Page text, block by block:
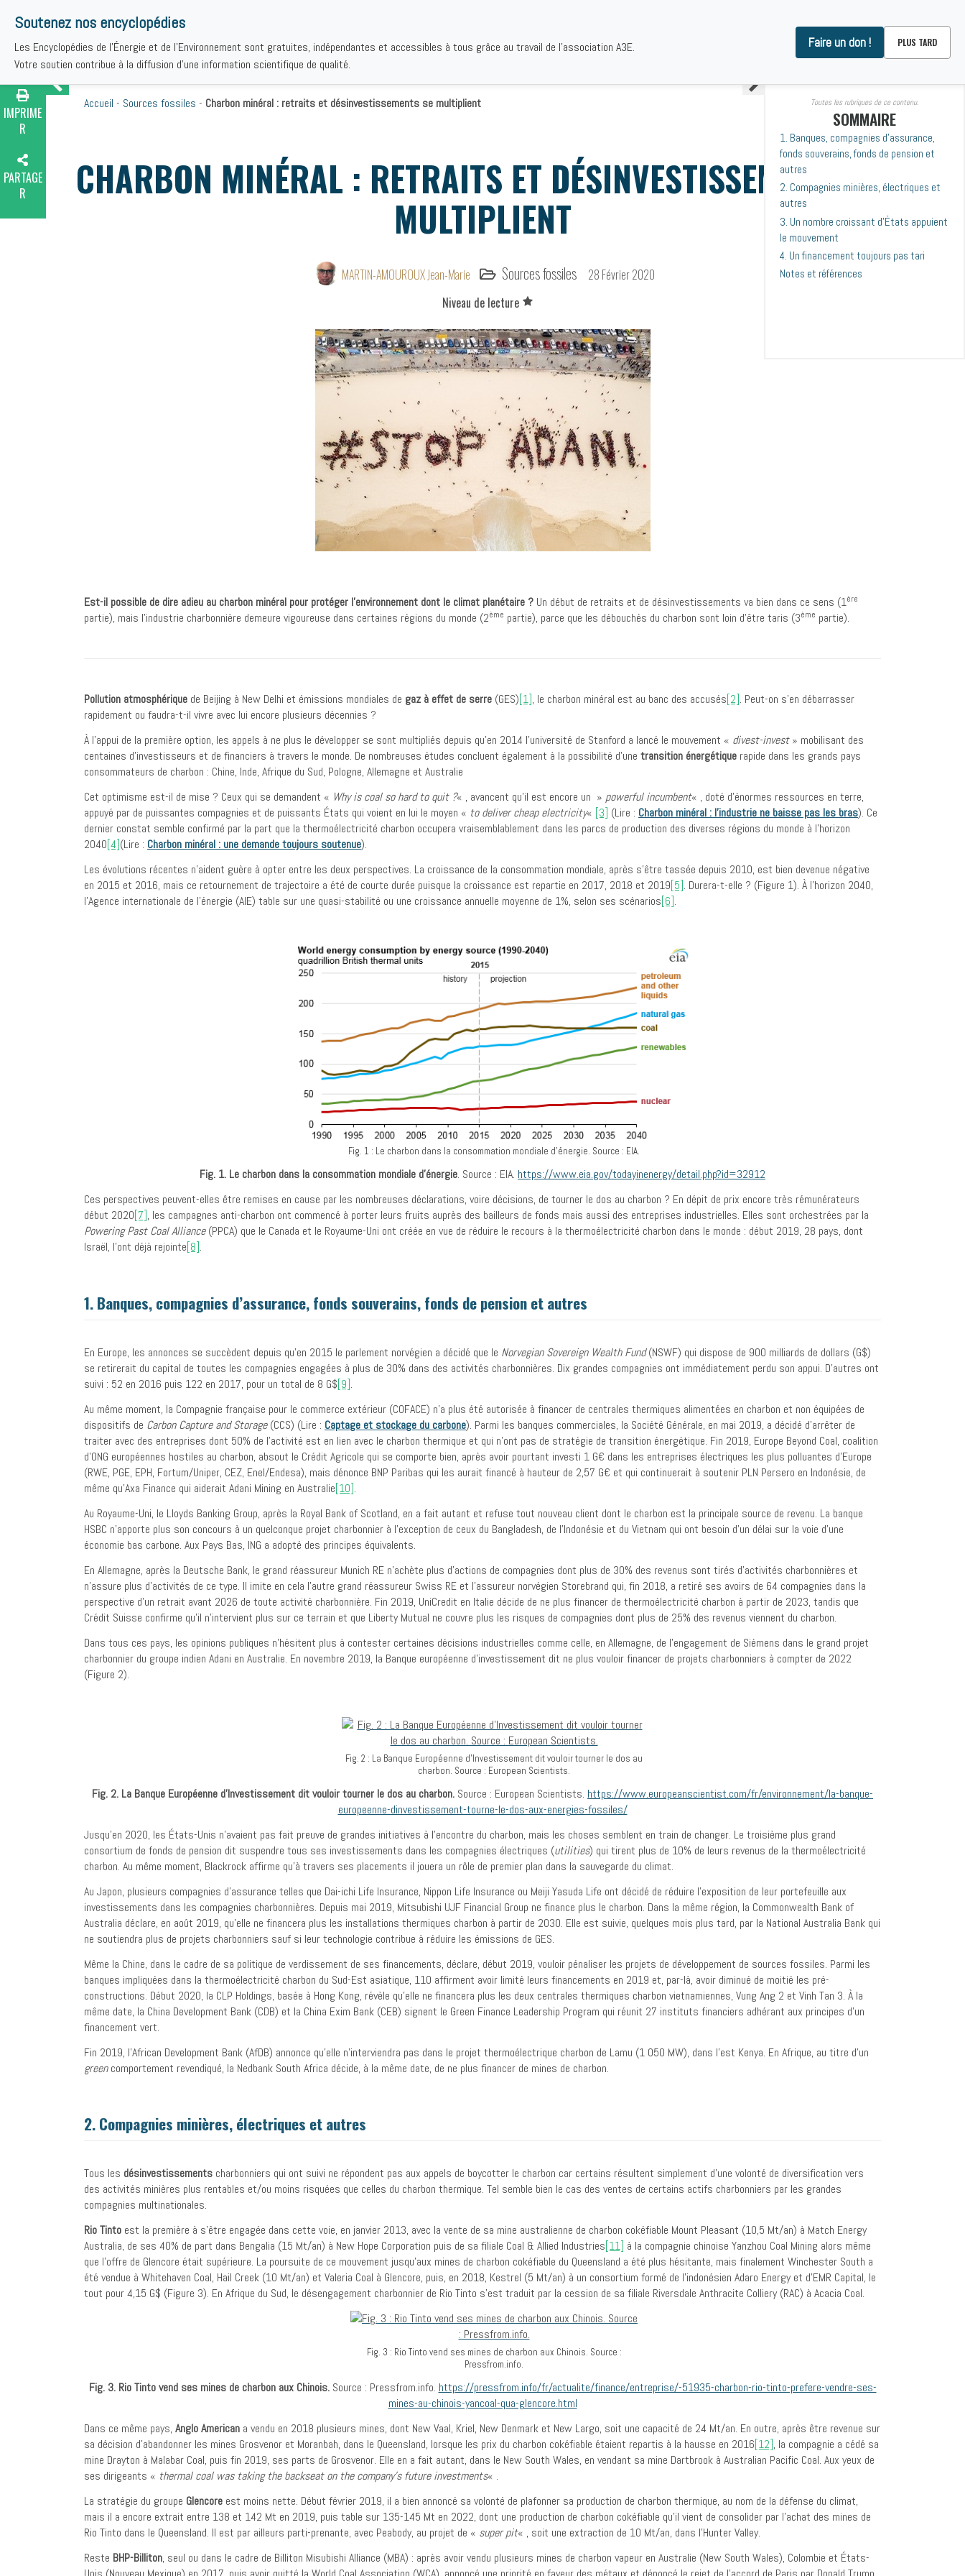
THÉMATIQUES AUTEURS INSTITUTIONS BIBLIOGRAPHIES QUI SOMMES-NOUS ?
Accueil - Sources fossiles - Charbon minéral : retraits et désinvestissements se multiplient
CHARBON MINÉRAL : RETRAITS ET DÉSINVESTISSEMENTS SE
MULTIPLIENT
MARTIN-AMOUROUX Jean-Marie Sources fossiles
28 Février 2020
Niveau de lecture
Est-il possible de dire adieu au charbon minéral pour protéger l’environnement dont le climat planétaire ? Un début de retraits et de désinvestissements va bien dans ce sens (1ère
partie), mais l’industrie charbonnière demeure vigoureuse dans certaines régions du monde (2ème partie), parce que les débouchés du charbon sont loin d’être taris (3ème partie).
Pollution atmosphérique de Beijing à New Delhi et émissions mondiales de gaz à effet de serre (GES)[1], le charbon minéral est au banc des accusés[2]. Peut-on s’en débarrasser
rapidement ou faudra-t-il vivre avec lui encore plusieurs décennies ?
À l’appui de la première option, les appels à ne plus le développer se sont multipliés depuis qu’en 2014 l’université de Stanford a lancé le mouvement « divest-invest» mobilisant des
centaines d’investisseurs et de financiers à travers le monde. De nombreuses études concluent également à la possibilité d’une transition énergétique rapide dans les grands pays
consommateurs de charbon : Chine, Inde, Afrique du Sud, Pologne, Allemagne et Australie
Cet optimisme est-il de mise ? Ceux qui se demandent « Why is coal so hard to quit ?« , avancent qu’il est encore un » powerful incumbent« , doté d’énormes ressources en terre,
appuyé par de puissantes compagnies et de puissants États qui voient en lui le moyen « to deliver cheap electricity« [3] (Lire : Charbon minéral : l’industrie ne baisse pas les bras). Ce
dernier constat semble confirmé par la part que la thermoélectricité charbon occupera vraisemblablement dans les parcs de production des diverses régions du monde à l’horizon
2040[4](Lire : Charbon minéral : une demande toujours soutenue).
Les évolutions récentes n’aident guère à opter entre les deux perspectives. La croissance de la consommation mondiale, après s’être tassée depuis 2010, est bien devenue négative
en 2015 et 2016, mais ce retournement de trajectoire a été de courte durée puisque la croissance est repartie en 2017, 2018 et 2019[5]. Durera-t-elle ? (Figure 1). À l’horizon 2040,
l’Agence internationale de l’énergie (AIE) table sur une quasi-stabilité ou une croissance annuelle moyenne de 1%, selon ses scénarios[6].
Fig. 1 : Le charbon dans la consommation mondiale d’énergie. Source : EIA.
Fig. 1. Le charbon dans la consommation mondiale d’énergie. Source : EIA. https://www.eia.gov/todayinenergy/detail.php?id=32912
Ces perspectives peuvent-elles être remises en cause par les nombreuses déclarations, voire décisions, de tourner le dos au charbon ? En dépit de prix encore très rémunérateurs
début 2020[7], les campagnes anti-charbon ont commencé à porter leurs fruits auprès des bailleurs de fonds mais aussi des entreprises industrielles. Elles sont orchestrées par la
Powering Past Coal Alliance(PPCA) que le Canada et le Royaume-Uni ont créée en vue de réduire le recours à la thermoélectricité charbon dans le monde : début 2019, 28 pays, dont
Israël, l’ont déjà rejointe[8].
1. Banques, compagnies d’assurance, fonds souverains, fonds de pension et autres
En Europe, les annonces se succèdent depuis qu’en 2015 le parlement norvégien a décidé que le Norvegian Sovereign Wealth Fund(NSWF) qui dispose de 900 milliards de dollars (G$)
se retirerait du capital de toutes les compagnies engagées à plus de 30% dans des activités charbonnières. Dix grandes compagnies ont immédiatement perdu son appui. D’autres ont
suivi : 52 en 2016 puis 122 en 2017, pour un total de 8 G$[9].
Au même moment, la Compagnie française pour le commerce extérieur (COFACE) n’a plus été autorisée à financer de centrales thermiques alimentées en charbon et non équipées de
dispositifs de Carbon Capture and Storage(CCS) (Lire : Captage et stockage du carbone). Parmi les banques commerciales, la Société Générale, en mai 2019, a décidé d’arrêter de
traiter avec des entreprises dont 50% de l’activité est en lien avec le charbon thermique et qui n’ont pas de stratégie de transition énergétique. Fin 2019, Europe Beyond Coal, coalition
d’ONG européennes hostiles au charbon, absout le Crédit Agricole qui se comporte bien, après avoir pourtant investi 1 G€ dans les entreprises électriques les plus polluantes d’Europe
(RWE, PGE, EPH, Fortum/Uniper, CEZ, Enel/Endesa), mais dénonce BNP Paribas qui les aurait financé à hauteur de 2,57 G€ et qui continuerait à soutenir PLN Persero en Indonésie, de
même qu’Axa Finance qui aiderait Adani Mining en Australie[10].
Au Royaume-Uni, le Lloyds Banking Group, après la Royal Bank of Scotland, en a fait autant et refuse tout nouveau client dont le charbon est la principale source de revenu. La banque
HSBC n’apporte plus son concours à un quelconque projet charbonnier à l’exception de ceux du Bangladesh, de l’Indonésie et du Vietnam qui ont besoin d’un délai sur la voie d’une
économie bas carbone. Aux Pays Bas, ING a adopté des principes équivalents.
En Allemagne, après la Deutsche Bank, le grand réassureur Munich RE n’achète plus d’actions de compagnies dont plus de 30% des revenus sont tirés d’activités charbonnières et
n’assure plus d’activités de ce type. Il imite en cela l’autre grand réassureur Swiss RE et l’assureur norvégien Storebrand qui, fin 2018, a retiré ses avoirs de 64 compagnies dans la
perspective d’un retrait avant 2026 de toute activité charbonnière. Fin 2019, UniCredit en Italie décide de ne plus financer de thermoélectricité charbon à partir de 2023, tandis que
Crédit Suisse confirme qu’il n’intervient plus sur ce terrain et que Liberty Mutual ne couvre plus les risques de compagnies dont plus de 25% des revenus viennent du charbon.
Dans tous ces pays, les opinions publiques n’hésitent plus à contester certaines décisions industrielles comme celle, en Allemagne, de l’engagement de Siémens dans le grand projet
charbonnier du groupe indien Adani en Australie. En novembre 2019, la Banque européenne d’investissement dit ne plus vouloir financer de projets charbonniers à compter de 2022
(Figure 2).
Fig. 2 : La Banque Européenne d’Investissement dit vouloir tourner le dos au
charbon. Source : European Scientists.
Fig. 2. La Banque Européenne d’Investissement dit vouloir tourner le dos au charbon. Source : European Scientists. https://www.europeanscientist.com/fr/environnement/la-banque-
europeenne-dinvestissement-tourne-le-dos-aux-energies-fossiles/
Jusqu’en 2020, les États-Unis n’avaient pas fait preuve de grandes initiatives à l’encontre du charbon, mais les choses semblent en train de changer. Le troisième plus grand
consortium de fonds de pension dit suspendre tous ses investissements dans les compagnies électriques (utilities) qui tirent plus de 10% de leurs revenus de la thermoélectricité
charbon. Au même moment, Blackrock affirme qu’à travers ses placements il jouera un rôle de premier plan dans la sauvegarde du climat.
Au Japon, plusieurs compagnies d’assurance telles que Dai-ichi Life Insurance, Nippon Life Insurance ou Meiji Yasuda Life ont décidé de réduire l’exposition de leur portefeuille aux
investissements dans les compagnies charbonnières. Depuis mai 2019, Mitsubishi UJF Financial Group ne finance plus le charbon. Dans la même région, la Commonwealth Bank of
Australia déclare, en août 2019, qu’elle ne financera plus les installations thermiques charbon à partir de 2030. Elle est suivie, quelques mois plus tard, par la National Australia Bank qui
ne soutiendra plus de projets charbonniers sauf si leur technologie contribue à réduire les émissions de GES.
Même la Chine, dans le cadre de sa politique de verdissement de ses financements, déclare, début 2019, vouloir pénaliser les projets de développement de sources fossiles. Parmi les
banques impliquées dans la thermoélectricité charbon du Sud-Est asiatique, 110 affirment avoir limité leurs financements en 2019 et, par-là, avoir diminué de moitié les pré-
constructions. Début 2020, la CLP Holdings, basée à Hong Kong, révèle qu’elle ne financera plus les deux centrales thermiques charbon vietnamiennes, Vung Ang 2 et Vinh Tan 3. À la
même date, la China Development Bank (CDB) et la China Exim Bank (CEB) signent le Green Finance Leadership Program qui réunit 27 instituts financiers adhérant aux principes d’un
financement vert.
Fin 2019, l’African Development Bank (AfDB) annonce qu’elle n’interviendra pas dans le projet thermoélectrique charbon de Lamu (1 050 MW), dans l’est Kenya. En Afrique, au titre d’un
greencomportement revendiqué, la Nedbank South Africa décide, à la même date, de ne plus financer de mines de charbon.
2.Compagnies minières, électriques et autres
Tous les désinvestissements charbonniers qui ont suivi ne répondent pas aux appels de boycotter le charbon car certains résultent simplement d’une volonté de diversification vers
des activités minières plus rentables et/ou moins risquées que celles du charbon thermique. Tel semble bien le cas des ventes de certains actifs charbonniers par les grandes
compagnies multinationales.
Rio Tinto est la première à s’être engagée dans cette voie, en janvier 2013, avec la vente de sa mine australienne de charbon cokéfiable Mount Pleasant (10,5 Mt/an) à Match Energy
Australia, de ses 40% de part dans Bengalia (15 Mt/an) à New Hope Corporation puis de sa filiale Coal & Allied Industries[11] à la compagnie chinoise Yanzhou Coal Mining alors même
que l’offre de Glencore était supérieure. La poursuite de ce mouvement jusqu’aux mines de charbon cokéfiable du Queensland a été plus hésitante, mais finalement Winchester South a
été vendue à Whitehaven Coal, Hail Creek (10 Mt/an) et Valeria Coal à Glencore, puis, en 2018, Kestrel (5 Mt/an) à un consortium formé de l’indonésien Adaro Energy et d’EMR Capital, le
tout pour 4,15 G$ (Figure 3). En Afrique du Sud, le désengagement charbonnier de Rio Tinto s’est traduit par la cession de sa filiale Riversdale Anthracite Colliery (RAC) à Acacia Coal.
Fig. 3 : Rio Tinto vend ses mines de charbon aux Chinois. Source :
Pressfrom.info.
Fig. 3. Rio Tinto vend ses mines de charbon aux Chinois.Source : Pressfrom.info. https://pressfrom.info/fr/actualite/finance/entreprise/-51935-charbon-rio-tinto-prefere-vendre-ses-
mines-au-chinois-yancoal-qua-glencore.html
Dans ce même pays, Anglo American a vendu en 2018 plusieurs mines, dont New Vaal, Kriel, New Denmark et New Largo, soit une capacité de 24 Mt/an. En outre, après être revenue sur
sa décision d’abandonner les mines Grosvenor et Moranbah, dans le Queensland, lorsque les prix du charbon cokéfiable étaient repartis à la hausse en 2016[12], la compagnie a cédé sa
mine Drayton à Malabar Coal, puis fin 2019, ses parts de Grosvenor. Elle en a fait autant, dans le New South Wales, en vendant sa mine Dartbrook à Australian Pacific Coal. Aux yeux de
ses dirigeants « thermal coal was taking the backseat on the company’s future investments« .
La stratégie du groupe Glencore est moins nette. Début février 2019, il a bien annoncé sa volonté de plafonner sa production de charbon thermique, au nom de la défense du climat,
mais il a encore extrait entre 138 et 142 Mt en 2019, puis table sur 135-145 Mt en 2022, dont une production de charbon cokéfiable qu’il vient de consolider par l’achat des mines de
Rio Tinto dans le Queensland. Il est par ailleurs parti-prenante, avec Peabody, au projet de « super pit« , soit une extraction de 10 Mt/an, dans l’Hunter Valley.
Reste BHP-Billiton, seul ou dans le cadre de Billiton Misubishi Alliance (MBA) : après avoir vendu plusieurs mines de charbon vapeur en Australie (New South Wales), Colombie et États-
IMPRIME
R
PARTAGE
R
Toutes les rubriques de ce contenu.
SOMMAIRE
1. Banques, compagnies d’assurance,
fonds souverains, fonds de pension et
autres
2. Compagnies minières, électriques et
autres
3. Un nombre croissant d’États appuient
le mouvement
4. Un financement toujours pas tari
Notes et références
Soutenez nos encyclopédies
Les Encyclopédies de l'Énergie et de l'Environnement sont gratuites, indépendantes et accessibles à tous grâce au travail de l'association A3E.
Votre soutien contribue à la diffusion d'une information scientifique de qualité.
Faire un don ! PLUS TARD